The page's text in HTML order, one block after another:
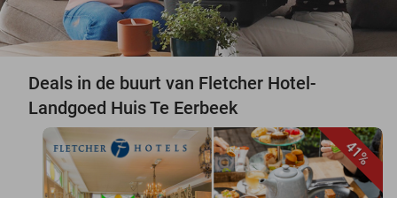
Deals in de buurt van Fletcher Hotel-
Landgoed Huis Te Eerbeek
41%